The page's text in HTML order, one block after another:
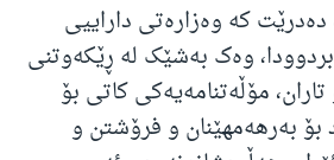
دەدرێت کە وەزارەتی داراییی
وەک بەشێک لە ڕێکەوتنی
مۆڵەتنامەیەکی کاتی بۆ
بۆ بەرهەمهێنان و فرۆشتن و